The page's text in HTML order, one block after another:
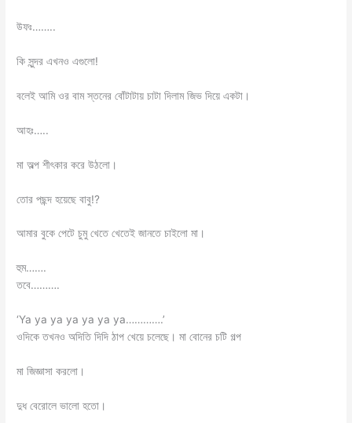
উফঃ……..
কি সুন্দর এখনও এগুলো!
বলেই আমি ওর বাম স্তনের বোঁটাটায় চাটা দিলাম জিভ দিয়ে একটা।
আহঃ…..
মা অল্প শীৎকার করে উঠলো।
তোর পছন্দ হয়েছে বাবু!?
আমার বুকে পেটে চুমু খেতে খেতেই জানতে চাইলো মা।
হুম…….
তবে……….
‘Ya ya ya ya ya ya ya………….’
ওদিকে তখনও অদিতি দিদি ঠাপ খেয়ে চলেছে। মা বোনের চটি গল্প
মা জিজ্ঞাসা করলো।
দুধ বেরোলে ভালো হতো।